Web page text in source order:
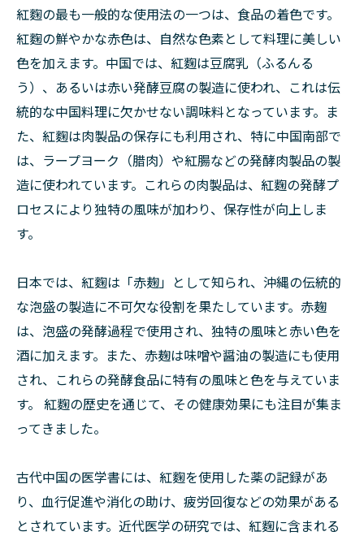
紅麴の最も一般的な使用法の一つは、食品の着色です。
紅麴の鮮やかな赤色は、自然な色素として料理に美しい
色を加えます。中国では、紅麴は豆腐乳（ふるんる
う）、あるいは赤い発酵豆腐の製造に使われ、これは伝
統的な中国料理に欠かせない調味料となっています。ま
た、紅麴は肉製品の保存にも利用され、特に中国南部で
は、ラープヨーク（腊肉）や紅腸などの発酵肉製品の製
造に使われています。これらの肉製品は、紅麴の発酵プ
ロセスにより独特の風味が加わり、保存性が向上しま
す。
日本では、紅麴は「赤麹」として知られ、沖縄の伝統的
な泡盛の製造に不可欠な役割を果たしています。赤麹
は、泡盛の発酵過程で使用され、独特の風味と赤い色を
酒に加えます。また、赤麹は味噌や醤油の製造にも使用
され、これらの発酵食品に特有の風味と色を与えていま
す。 紅麴の歴史を通じて、その健康効果にも注目が集ま
ってきました。
古代中国の医学書には、紅麴を使用した薬の記録があ
り、血行促進や消化の助け、疲労回復などの効果がある
とされています。近代医学の研究では、紅麴に含まれる